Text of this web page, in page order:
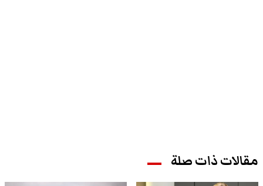
مقالات ذات صلة